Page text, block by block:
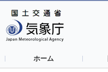
ホーム